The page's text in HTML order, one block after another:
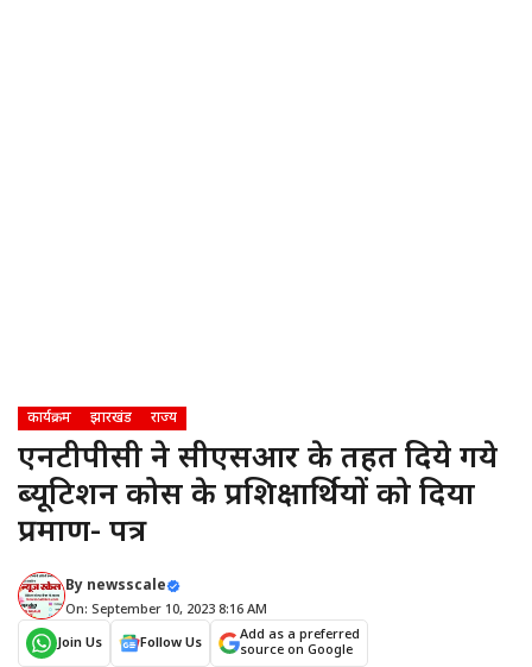
कार्यक्रम झारखंड राज्य
एनटीपीसी ने सीएसआर के तहत दिये गये
ब्यूटिशन कोर्स के प्रशिक्षार्थियों को दिया
प्रमाण- पत्र
By newsscale
On: September 10, 2023 8:16 AM
Join Us
Follow Us
Add as a preferred
source on Google